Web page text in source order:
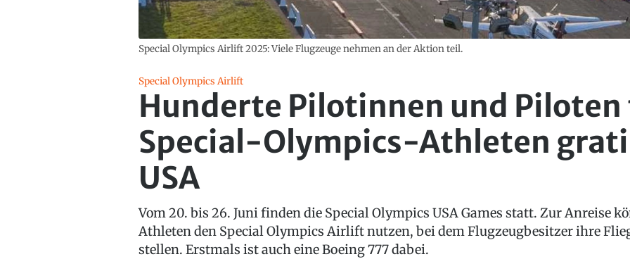
Special Olympics Airlift 2025: Viele Flugzeuge nehmen an der Aktion teil.
Special Olympics Airlift
Hunderte Pilotinnen und
Special-Olympics-Athleten
USA
Vom 20. bis 26. Juni finden die Special Olympics USA Games statt. Zur Anreise
Athleten den Special Olympics Airlift nutzen, bei dem Flugzeugbesitzer ihre
stellen. Erstmals ist auch eine Boeing 777 dabei.